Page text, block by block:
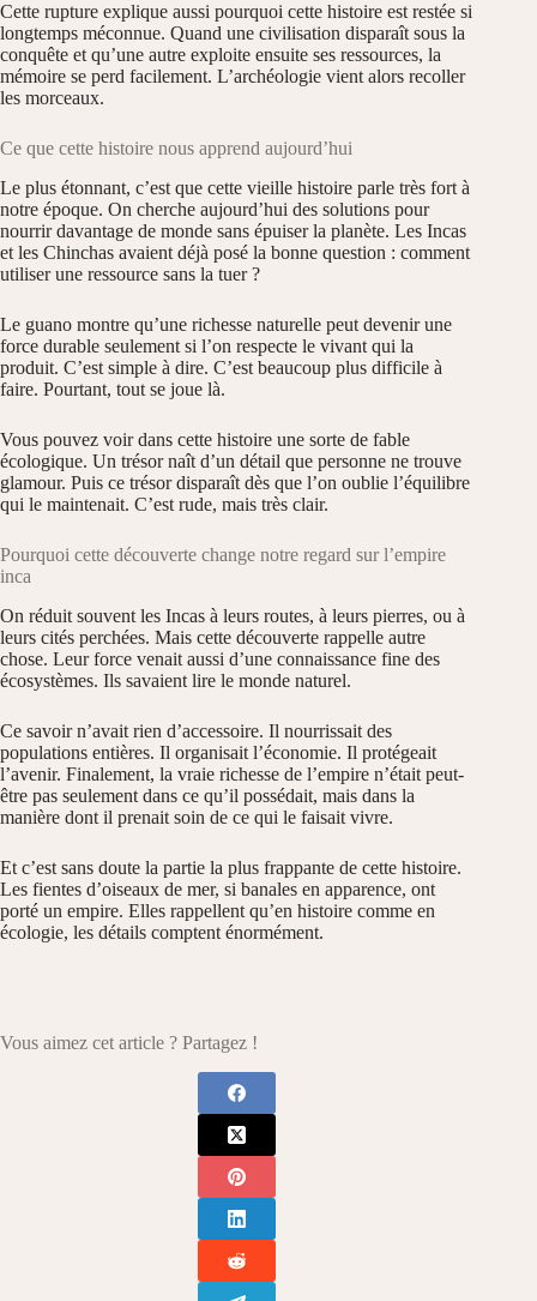
Cette rupture explique aussi pourquoi cette histoire est restée si
longtemps méconnue. Quand une civilisation disparaît sous la
conquête et qu’une autre exploite ensuite ses ressources, la
mémoire se perd facilement. L’archéologie vient alors recoller
les morceaux.
Ce que cette histoire nous apprend aujourd’hui
Le plus étonnant, c’est que cette vieille histoire parle très fort à
notre époque. On cherche aujourd’hui des solutions pour
nourrir davantage de monde sans épuiser la planète. Les Incas
et les Chinchas avaient déjà posé la bonne question : comment
utiliser une ressource sans la tuer ?
Le guano montre qu’une richesse naturelle peut devenir une
force durable seulement si l’on respecte le vivant qui la
produit. C’est simple à dire. C’est beaucoup plus difficile à
faire. Pourtant, tout se joue là.
Vous pouvez voir dans cette histoire une sorte de fable
écologique. Un trésor naît d’un détail que personne ne trouve
glamour. Puis ce trésor disparaît dès que l’on oublie l’équilibre
qui le maintenait. C’est rude, mais très clair.
Pourquoi cette découverte change notre regard sur l’empire
inca
On réduit souvent les Incas à leurs routes, à leurs pierres, ou à
leurs cités perchées. Mais cette découverte rappelle autre
chose. Leur force venait aussi d’une connaissance fine des
écosystèmes. Ils savaient lire le monde naturel.
Ce savoir n’avait rien d’accessoire. Il nourrissait des
populations entières. Il organisait l’économie. Il protégeait
l’avenir. Finalement, la vraie richesse de l’empire n’était peut-
être pas seulement dans ce qu’il possédait, mais dans la
manière dont il prenait soin de ce qui le faisait vivre.
Et c’est sans doute la partie la plus frappante de cette histoire.
Les fientes d’oiseaux de mer, si banales en apparence, ont
porté un empire. Elles rappellent qu’en histoire comme en
écologie, les détails comptent énormément.
Vous aimez cet article ? Partagez !